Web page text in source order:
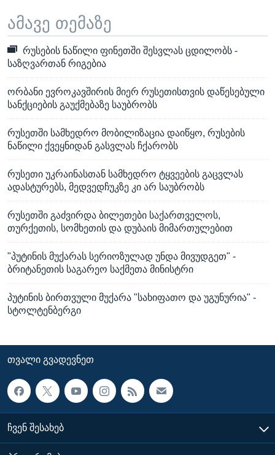
ამავე თემაზე
რუსების ნაწილი ფინეთში შესვლას ცდილობს -
საზღვართან რიგებია
ორბანი ევროკავშირის მიერ რუსეთისთვის დაწესებული
სანქციების გაუქმებაზე საუბრობს
რუსეთში სამხედრო მობილიზაცია დაიწყო, რუსების
ნაწილი ქვეყნიდან გასვლას ჩქარობს
რუსეთი უკრაინასთან სამხედრო ტყვეების გაცვლას
ადასტურებს, მედვედჩუკზე კი არ საუბრობს
რუსეთში გაძვირდა ბილეთები საქართველოს,
თურქეთის, სომხეთის და დუბაის მიმართულებით
"პუტინის მუქარას სერიოზულად უნდა მივუდგეთ" -
ბრიტანეთის საგარეო საქმეთა მინისტრი
პუტინის ბირთვული მუქარა "სახიფათო და უგუნურია" -
სტოლტენბერგი
ᲗᲕᲐᲚᲘ ᲒᲕᲐᲓᲔᲕᲜᲔᲗ
ᲩᲕᲔᲜ ᲨᲔᲡᲐᲮᲔᲑ